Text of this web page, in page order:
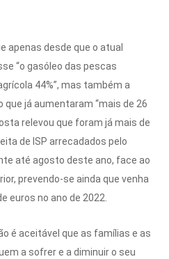
apenas desde que o atual
“o gasóleo das pescas
44%”, mas também a
que já aumentaram “mais de 26
relevou que foram já mais de
de ISP arrecadados pelo
até agosto deste ano, face ao
prevendo-se ainda que venha
euros no ano de 2022.
é aceitável que as famílias e as
a sofrer e a diminuir o seu